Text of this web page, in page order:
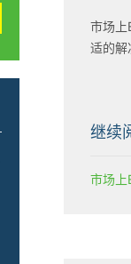
市场上
适的解
继续